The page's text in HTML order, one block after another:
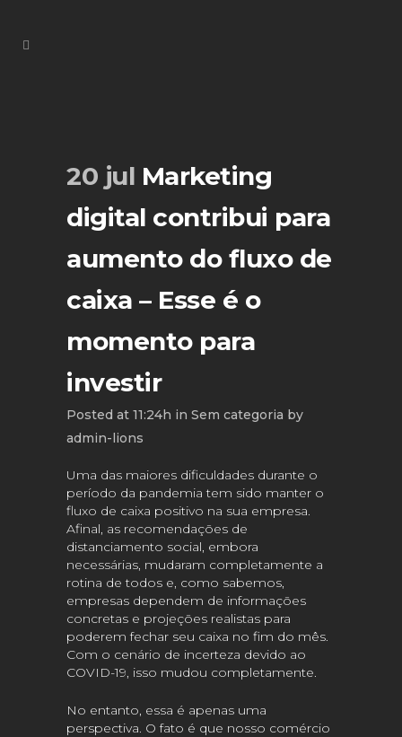
20 jul Marketing
digital contribui para
aumento do fluxo de
caixa – Esse é o
momento para
investir
Posted at 11:24h in Sem categoria by
admin-lions
Uma das maiores dificuldades durante o
período da pandemia tem sido manter o
fluxo de caixa positivo na sua empresa.
Afinal, as recomendações de
distanciamento social, embora
necessárias, mudaram completamente a
rotina de todos e, como sabemos,
empresas dependem de informações
concretas e projeções realistas para
poderem fechar seu caixa no fim do mês.
Com o cenário de incerteza devido ao
COVID-19, isso mudou completamente.
No entanto, essa é apenas uma
perspectiva. O fato é que nosso comércio